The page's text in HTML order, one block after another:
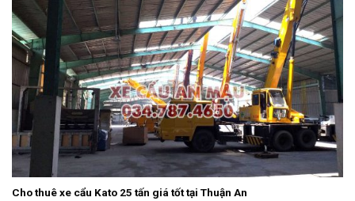
Cho thuê xe cẩu Kato 25 tấn giá tốt tại Thuận An